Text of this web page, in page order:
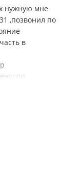
нужную мне
,позвонил по
в
на 32 кузов)))
и как он точно